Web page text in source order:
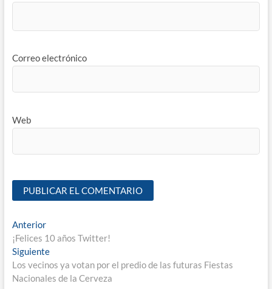
Correo electrónico
Web
Anterior
¡Felices 10 años Twitter!
Siguiente
Los vecinos ya votan por el predio de las futuras Fiestas
Nacionales de la Cerveza